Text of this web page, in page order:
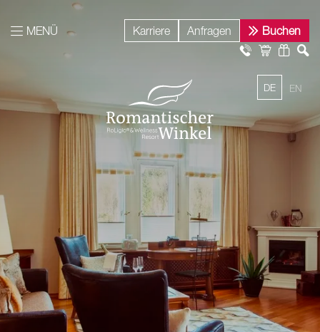
MENÜ
DE EN
Karriere Anfragen Buchen